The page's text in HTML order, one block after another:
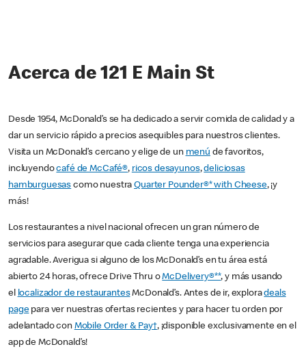
Acerca de 121 E Main St
Desde 1954, McDonald’s se ha dedicado a servir comida de calidad y a
dar un servicio rápido a precios asequibles para nuestros clientes.
Visita un McDonald’s cercano y elige de un menú de favoritos,
incluyendocafé de McCafé®, ricos desayunos,deliciosas
hamburguesas como nuestraQuarter Pounder®* with Cheese, ¡y
más!
Los restaurantes a nivel nacional ofrecen un gran número de
servicios para asegurar que cada cliente tenga una experiencia
agradable. Averigua si alguno de los McDonald’s en tu área está
abierto 24 horas, ofrece Drive Thru oMcDelivery®**, y más usando
el localizador de restaurantesMcDonald’s. Antes de ir, exploradeals
pagepara ver nuestras ofertas recientes y para hacer tu orden por
adelantado con Mobile Order & Pay†, ¡disponible exclusivamente en el
app de McDonald’s!